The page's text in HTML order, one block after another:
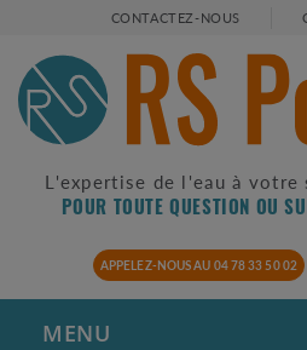
CONTACTEZ-NOUS
L'expertise de l'eau à
POUR TOUTE QUESTION OU
APPELEZ-NOUS AU 04 78 33 50 02
MENU